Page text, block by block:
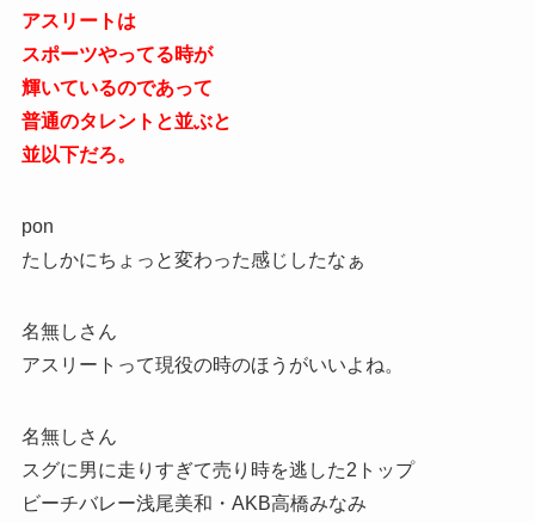
アスリートは
スポーツやってる時が
輝いているのであって
普通のタレントと並ぶと
並以下だろ。
pon
たしかにちょっと変わった感じしたなぁ
名無しさん
アスリートって現役の時のほうがいいよね。
名無しさん
スグに男に走りすぎて売り時を逃した2トップ
ビーチバレー浅尾美和・AKB高橋みなみ